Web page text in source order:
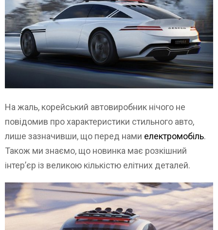
На жаль, корейський автовиробник нічого не
повідомив про характеристики стильного авто,
лише зазначивши, що перед нами електромобіль.
Також ми знаємо, що новинка має розкішний
інтер’єр із великою кількістю елітних деталей.